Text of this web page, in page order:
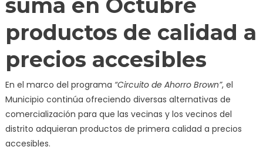
productos de calidad a
precios accesibles
En el marco del programa “Circuito de Ahorro Brown”, el
Municipio continúa ofreciendo diversas alternativas de
comercialización para que las vecinas y los vecinos del
distrito adquieran productos de primera calidad a precios
accesibles.